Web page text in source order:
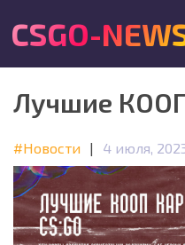
CSGO-
Лучшие КООП
#Новости | 4 июля,